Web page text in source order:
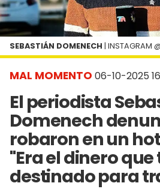
MAL MOMENTO 06-10-2025
El periodista
Domenech
robaron en un
"Era el dinero
destinado para
SEBASTIÁN DOMENECH | INSTAGRAM